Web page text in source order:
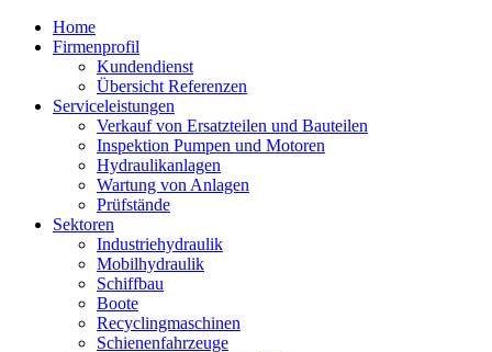
Home
Firmenprofil
Kundendienst
Übersicht Referenzen
Serviceleistungen
Verkauf von Ersatzteilen und Bauteilen
Inspektion Pumpen und Motoren
Hydraulikanlagen
Wartung von Anlagen
Prüfstände
Sektoren
Industriehydraulik
Mobilhydraulik
Schiffbau
Boote
Recyclingmaschinen
Schienenfahrzeuge